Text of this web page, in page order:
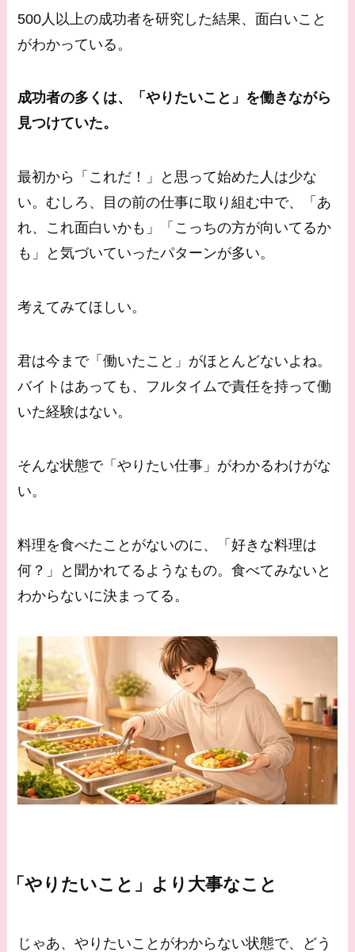
500人以上の成功者を研究した結果、面白いこと
がわかっている。
成功者の多くは、「やりたいこと」を働きながら
見つけていた。
最初から「これだ！」と思って始めた人は少な
い。むしろ、目の前の仕事に取り組む中で、「あ
れ、これ面白いかも」「こっちの方が向いてるか
も」と気づいていったパターンが多い。
考えてみてほしい。
君は今まで「働いたこと」がほとんどないよね。
バイトはあっても、フルタイムで責任を持って働
いた経験はない。
そんな状態で「やりたい仕事」がわかるわけがな
い。
料理を食べたことがないのに、「好きな料理は
何？」と聞かれてるようなもの。食べてみないと
わからないに決まってる。
「やりたいこと」より大事なこと
じゃあ、やりたいことがわからない状態で、どう